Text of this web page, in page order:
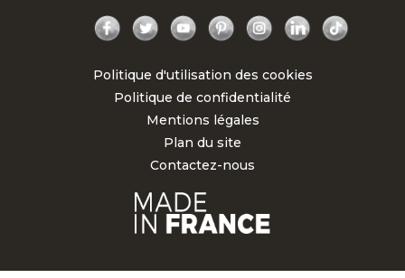
Facebook
Twitter YouTubePinterestInstagramLinkedIn
Politique d'utilisation des cookies
Politique de confidentialité
Mentions légales
Plan du site
Contactez-nous